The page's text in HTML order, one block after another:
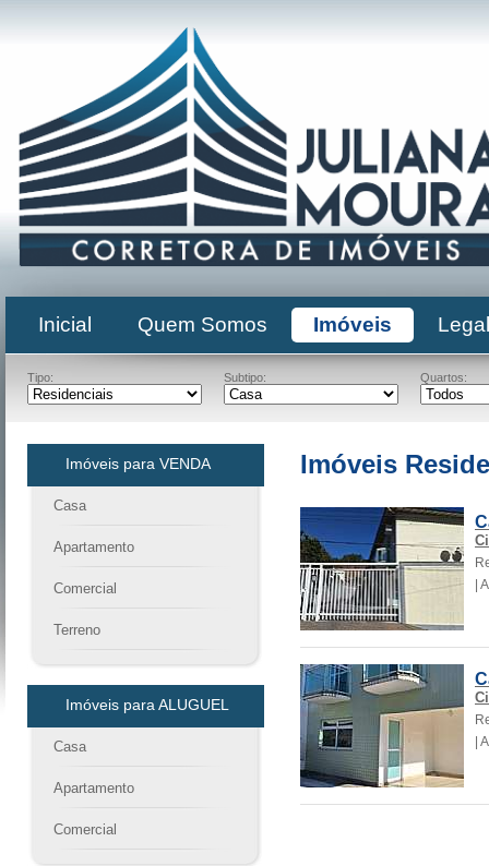
Inicial Quem Somos Imóveis
Imóveis para VENDA
Casa
Apartamento
Comercial
Terreno
Imóveis para ALUGUEL
Casa
Apartamento
Comercial
Imóveis
|
|